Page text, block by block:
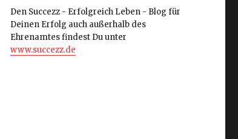
Den Succezz - Erfolgreich Leben - Blog für
Deinen Erfolg auch außerhalb des
Ehrenamtes findest Du unter
www.succezz.de